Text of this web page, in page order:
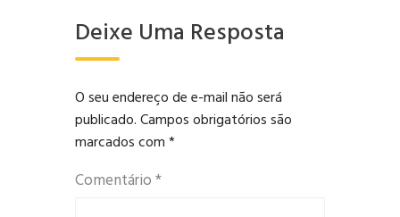
Deixe Uma Resposta
O seu endereço de e-mail não será
publicado.Campos obrigatórios são
marcados com*
Comentário*